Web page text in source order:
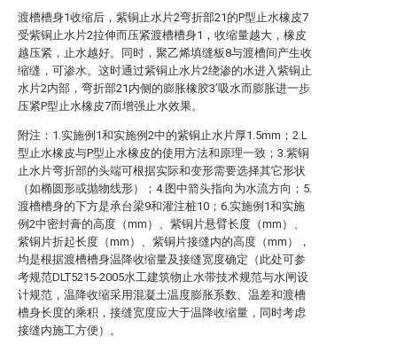
渡槽槽身1收缩后，紫铜止水片2弯折部21的P型止水橡皮7
受紫铜止水片2拉伸而压紧渡槽槽身1，收缩量越大，橡皮
越压紧，止水越好。同时，聚乙烯填缝板8与渡槽间产生收
缩缝，可渗水。这时通过紫铜止水片2绕渗的水进入紫铜止
水片2内部，弯折部21内侧的膨胀橡胶3’吸水而膨胀进一步
压紧P型止水橡皮7而增强止水效果。
附注：1.实施例1和实施例2中的紫铜止水片厚1.5mm；2.L
型止水橡皮与P型止水橡皮的使用方法和原理一致；3.紫铜
止水片弯折部的头端可根据实际和变形需要选择其它形状
（如椭圆形或抛物线形）；4.图中箭头指向为水流方向；5.
渡槽槽身的下方是承台梁9和灌注桩10；6.实施例1和实施
例2中密封膏的高度（mm）、紫铜片悬臂长度（mm）、
紫铜片折起长度（mm）、紫铜片接缝内的高度（mm），
均是根据渡槽槽身温降收缩量及接缝宽度确定（此处可参
考规范DLT5215-2005水工建筑物止水带技术规范与水闸设
计规范，温降收缩采用混凝土温度膨胀系数、温差和渡槽
槽身长度的乘积，接缝宽度应大于温降收缩量，同时考虑
接缝内施工方便）。